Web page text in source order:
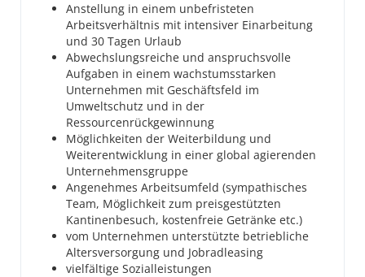
Anstellung in einem unbefristeten
Arbeitsverhältnis mit intensiver Einarbeitung
und 30 Tagen Urlaub
Abwechslungsreiche und anspruchsvolle
Aufgaben in einem wachstumsstarken
Unternehmen mit Geschäftsfeld im
Umweltschutz und in der
Ressourcenrückgewinnung
Möglichkeiten der Weiterbildung und
Weiterentwicklung in einer global agierenden
Unternehmensgruppe
Angenehmes Arbeitsumfeld (sympathisches
Team, Möglichkeit zum preisgestützten
Kantinenbesuch, kostenfreie Getränke etc.)
vom Unternehmen unterstützte betriebliche
Altersversorgung und Jobradleasing
vielfältige Sozialleistungen